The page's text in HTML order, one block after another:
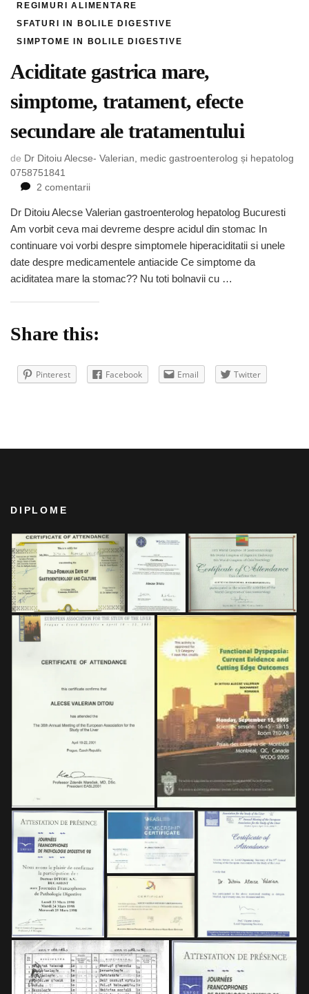
REGIMURI ALIMENTARE
SFATURI IN BOLILE DIGESTIVE
SIMPTOME IN BOLILE DIGESTIVE
Aciditate gastrica mare,
simptome, tratament, efecte
secundare ale tratamentului
de Dr Ditoiu Alecse- Valerian, medic gastroenterolog și hepatolog
0758751841
2 comentariila
gastrica
mare,
simptome,
tratament,
efecte
ale
Dr Ditoiu Alecse Valerian gastroenterolog hepatolog Bucuresti
Am vorbit ceva mai devreme despre acidul din stomac In
continuare voi vorbi despre simptomele hiperaciditatii si unele
date despre medicamentele antiacide Ce simptome da
aciditatea mare la stomac?? Nu toti bolnavii cu …
Share this:
Pinterest Facebook Email Twitter
DIPLOME